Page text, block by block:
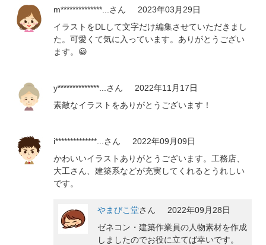
m**************... さん
2023年03月29日
イラストをDLして文字だけ編集させていただきまし
た。可愛くて気に入っています。ありがとうござい
ます。😀
y**************... さん
2022年11月17日
素敵なイラストをありがとうございます！
i**************... さん
2022年09月09日
かわいいイラストありがとうございます。工務店、
大工さん、建築系などが充実してくれるとうれしい
です。
やまびこ堂さん
2022年09月28日
ゼネコン・建築作業員の人物素材を作成
しましたのでお役に立てば幸いです。